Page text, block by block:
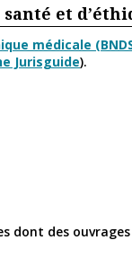
et
médicale
Jurisguide).
dont des